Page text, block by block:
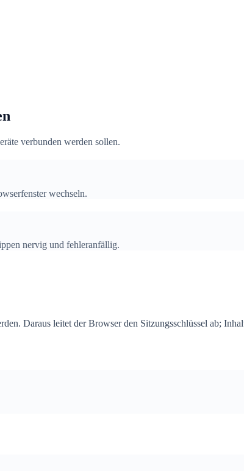
verbunden werden sollen.
wechseln.
nervig und fehleranfällig.
Daraus leitet der Browser den Sitzungsschlüssel ab;